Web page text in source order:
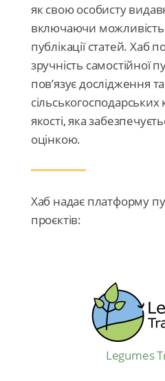
як свою особисту
включаючи можливість
публікації статей. Хаб
зручність самостійної
пов’язує дослідження
сільськогосподарських
якості, яка
оцінкою.
Хаб надає платформу
проєктів:
Legumes